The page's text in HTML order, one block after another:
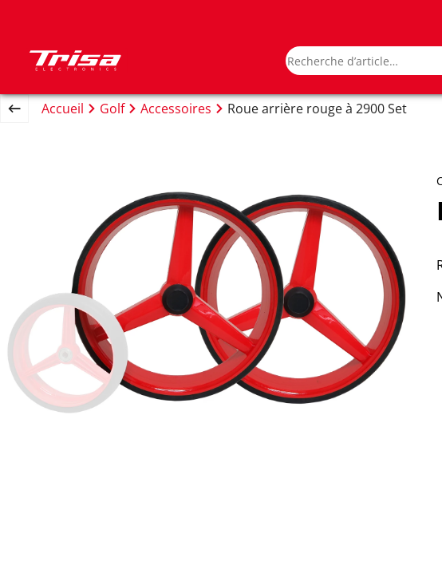
Accueil Golf Accessoires Roue arrière rouge à 2900 Set